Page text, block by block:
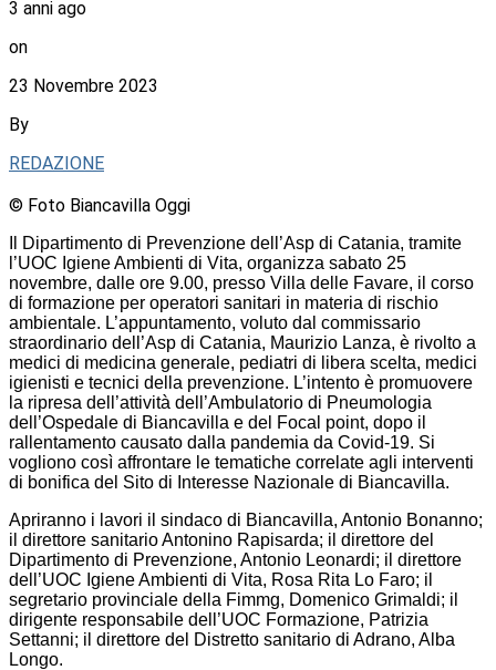
3 anni ago
on
23 Novembre 2023
By
REDAZIONE
© Foto Biancavilla Oggi
Il Dipartimento di Prevenzione dell’Asp di Catania, tramite
l’UOC Igiene Ambienti di Vita, organizza sabato 25
novembre, dalle ore 9.00, presso Villa delle Favare, il corso
di formazione per operatori sanitari in materia di rischio
ambientale. L’appuntamento, voluto dal commissario
straordinario dell’Asp di Catania, Maurizio Lanza, è rivolto a
medici di medicina generale, pediatri di libera scelta, medici
igienisti e tecnici della prevenzione. L’intento è promuovere
la ripresa dell’attività dell’Ambulatorio di Pneumologia
dell’Ospedale di Biancavilla e del Focal point, dopo il
rallentamento causato dalla pandemia da Covid-19. Si
vogliono così affrontare le tematiche correlate agli interventi
di bonifica del Sito di Interesse Nazionale di Biancavilla.
Apriranno i lavori il sindaco di Biancavilla, Antonio Bonanno;
il direttore sanitario Antonino Rapisarda; il direttore del
Dipartimento di Prevenzione, Antonio Leonardi; il direttore
dell’UOC Igiene Ambienti di Vita, Rosa Rita Lo Faro; il
segretario provinciale della Fimmg, Domenico Grimaldi; il
dirigente responsabile dell’UOC Formazione, Patrizia
Settanni; il direttore del Distretto sanitario di Adrano, Alba
Longo.